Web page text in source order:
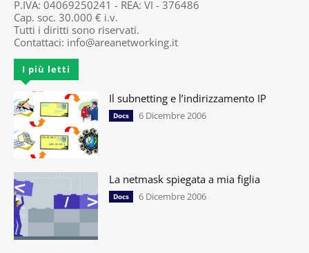
P.IVA: 04069250241 - REA: VI - 376486
Cap. soc. 30.000 € i.v.
Tutti i diritti sono riservati.
Contattaci: info@areanetworking.it
I più letti
Il subnetting e l’indirizzamento IP
Docs 6 Dicembre 2006
La netmask spiegata a mia figlia
Docs 6 Dicembre 2006